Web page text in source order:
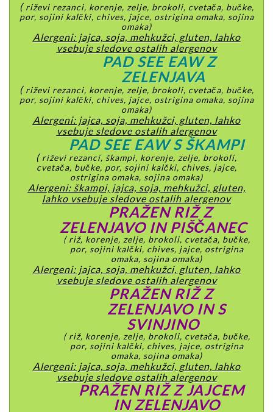
(riževi rezanci, korenje, zelje, brokoli, cvetača, bučke,
por, sojini kalčki, chives, jajce, ostrigina omaka, sojina
omaka)
Alergeni: jajca, soja, mehkužci, gluten, lahko
vsebuje sledove ostalih alergenov
PAD SEE EAW Z
ZELENJAVA
(riževi rezanci, korenje, zelje, brokoli, cvetača, bučke,
por, sojini kalčki, chives, jajce, ostrigina omaka, sojina
omaka)
Alergeni: jajca, soja, mehkužci, gluten, lahko
vsebuje sledove ostalih alergenov
PAD SEE EAW S ŠKAMPI
(riževi rezanci, škampi, korenje, zelje, brokoli,
cvetača, bučke, por, sojini kalčki, chives, jajce,
ostrigina omaka, sojina omaka)
Alergeni: škampi, jajca, soja, mehkužci, gluten,
lahko vsebuje sledove ostalih alergenov
PRAŽEN RIŽ Z
ZELENJAVO IN PIŠČANEC
( riž, korenje, zelje, brokoli, cvetača, bučke,
por, sojini kalčki, chives, jajce, ostrigina
omaka, sojina omaka)
Alergeni: jajca, soja, mehkužci, gluten, lahko
vsebuje sledove ostalih alergenov
PRAŽEN RIŽ Z
ZELENJAVO IN S
SVINJINO
( riž, korenje, zelje, brokoli, cvetača, bučke,
por, sojini kalčki, chives, jajce, ostrigina
omaka, sojina omaka)
Alergeni: jajca, soja, mehkužci, gluten, lahko
vsebuje sledove ostalih alergenov
PRAŽEN RIŽ Z JAJCEM
IN ZELENJAVO